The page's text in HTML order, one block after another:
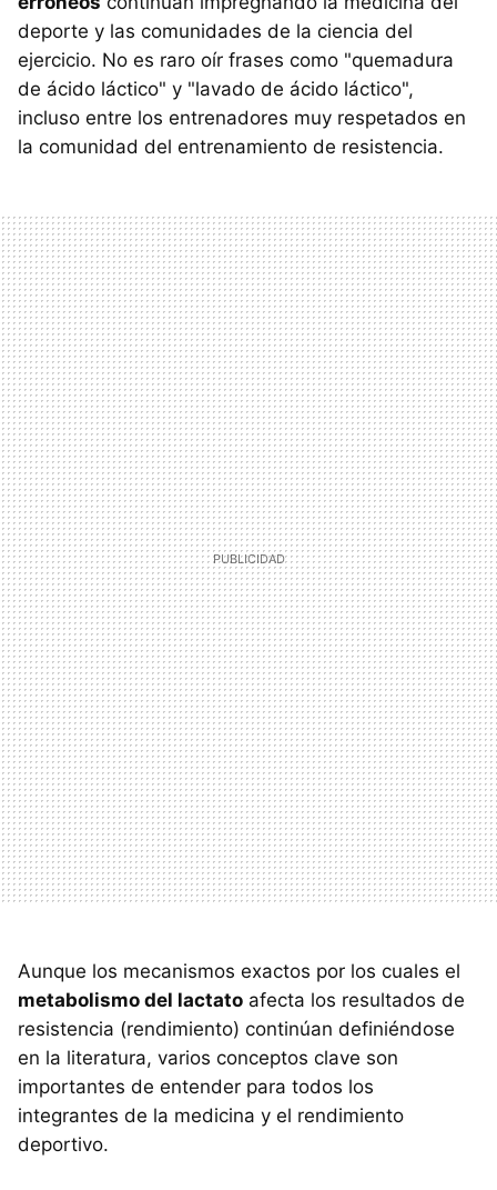
deporte y las comunidades de la ciencia del
ejercicio. No es raro oír frases como "quemadura
de ácido láctico" y "lavado de ácido láctico",
incluso entre los entrenadores muy respetados en
la comunidad del entrenamiento de resistencia.
Aunque los mecanismos exactos por los cuales el
metabolismo del lactato afecta los resultados de
resistencia (rendimiento) continúan definiéndose
en la literatura, varios conceptos clave son
importantes de entender para todos los
integrantes de la medicina y el rendimiento
deportivo.